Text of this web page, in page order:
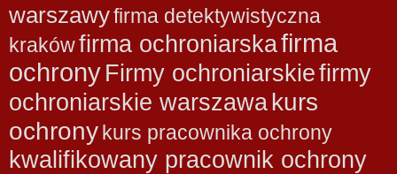
warszawyfirma detektywistyczna
krakówfirma ochroniarskafirma
ochrony Firmy ochroniarskiefirmy
ochroniarskie warszawakurs
ochronykurs pracownika ochrony
kwalifikowany pracownik ochrony